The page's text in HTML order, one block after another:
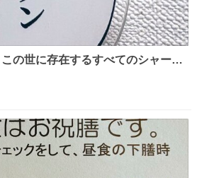
の世に存在するすべてのシャーロ
ソン」と喋ってもらうためのアク